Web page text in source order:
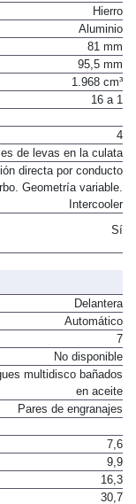
En línea
Hierro
Aluminio
81 mm
95,5 mm
1.968 cm³
4
de levas en la culata
directa por conducto
Geometría variable.
Delantera
Automático
7
No disponible
multidisco bañados
en aceite
7,6
9,9
16,3